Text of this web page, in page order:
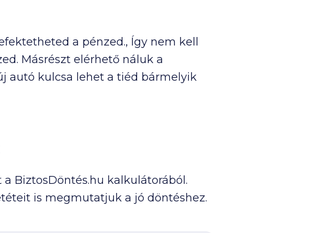
a pénzed., Így nem kell
Másrészt elérhető náluk a
autó kulcsa lehet a tiéd bármelyik
BiztosDöntés.hu kalkulátorából.
is megmutatjuk a jó döntéshez.